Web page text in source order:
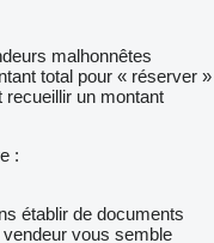
malhonnêtes
total pour « réserver »
un montant
:
établir de documents
vous semble